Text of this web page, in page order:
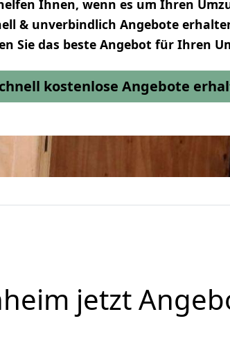
Ihnen, wenn es um Ihren
& unverbindlich Angebote
Sie das beste Angebot für Ihren
kostenlose Angebote
jetzt